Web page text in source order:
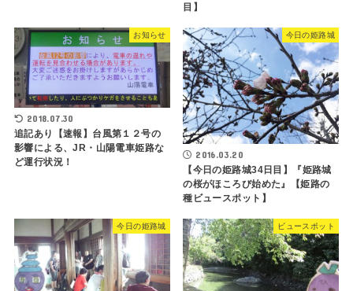
目】
お知らせ
2018.07.30
追記あり【速報】台風第１２号の
影響による、JR・山陽電車姫路な
ど運行状況！
今日の姫路城
2016.03.20
【今日の姫路城34日目】『姫路城
の桜がほころび始めた』【姫路の
種ビュースポット】
今日の姫路城 ビュースポット